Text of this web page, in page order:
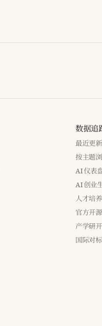
数据追
最近更新
按主题
AI 仪表
AI 创业
人才培养
官方开
产学研
国际对标